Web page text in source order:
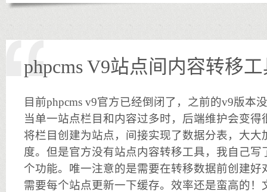
phpcms V9站点间内容转移
目前phpcms v9官方已经倒闭了，之前的v9版本
当单一站点栏目和内容过多时，后端维护会变
将栏目创建为站点，间接实现了数据分表，大大
度。但是官方没有站点内容转移工具，我自己写
个功能。唯一注意的是需要在转移数据前创建好
需要每个站点更新一下缓存。效率还是蛮高的！